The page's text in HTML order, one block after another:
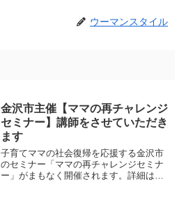
ウーマンスタイル
金沢市主催【ママの再チャレンジ
セミナー】講師をさせていただき
ます
子育てママの社会復帰を応援する金沢市
のセミナー「ママの再チャレンジセミナ
ー」がまもなく開催されます。詳細はこ